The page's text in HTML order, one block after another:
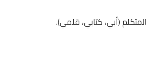
(أبي، كتابي، قلمي).